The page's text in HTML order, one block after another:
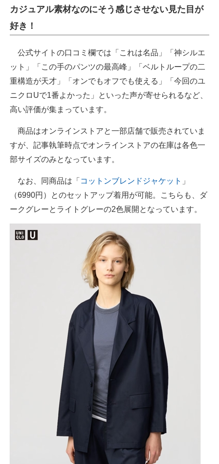
カジュアル素材なのにそう感じさせない見た目が
好き！
公式サイトの口コミ欄では「これは名品」「神シルエ
ット」「この手のパンツの最高峰」「ベルトループの二
重構造が天才」「オンでもオフでも使える」「今回のユ
ニクロUで1番よかった」といった声が寄せられるなど、
高い評価が集まっています。
商品はオンラインストアと一部店舗で販売されていま
すが、記事執筆時点でオンラインストアの在庫は各色一
部サイズのみとなっています。
なお、同商品は「 コットンブレンドジャケット 」
（6990円）とのセットアップ着用が可能。こちらも、ダ
ークグレーとライトグレーの2色展開となっています。